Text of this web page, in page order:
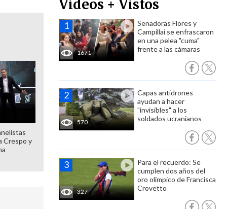
Videos + Vistos
1671
Senadoras Flores y
Campillai se enfrascaron
en una pelea "cuma"
frente a las cámaras
570
Capas antidrones
ayudan a hacer
"invisibles" a los
soldados ucranianos
327
Para el recuerdo: Se
cumplen dos años del
oro olímpico de Francisca
Crovetto
Crespo y